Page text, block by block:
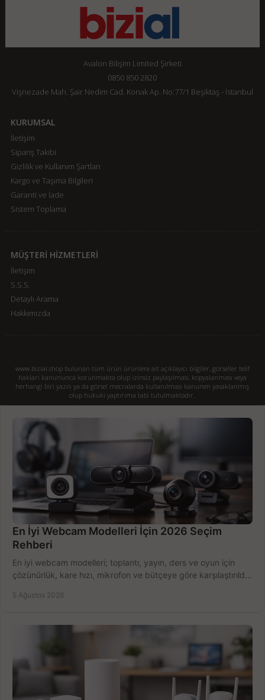
Avalon Bilişim Limited Şirketi
0850 850 2820
Vişnezade Mah. Şair Nedim Cad. Konak Ap. No:77/1 Beşiktaş - İstanbul
KURUMSAL
İletişim
Sipariş Takibi
Gizlilik ve Kullanım Şartları
Kargo ve Taşıma Bilgileri
Garanti ve İade
Sistem Toplama
MÜŞTERİ HİZMETLERİ
İletişim
S.S.S.
Detaylı Arama
Hakkımızda
www.bizial.shop bulunan tüm ürün ürünlere ait açıklayıcı bilgiler, görseller telif
hakları kanununca korunmakta olup izinsiz paylaşılması, kopyalanması veya
herhangi biri yazılı ya da görsel mecralarda kullanılması kanunen yasaklanmış
olup hukuki yaptırıma tabi tutulmaktadır.
En İyi Webcam Modelleri İçin 2026 Seçim
Rehberi
En iyi webcam modelleri; toplantı, yayın, ders ve oyun için
çözünürlük, kare hızı, mikrofon ve bütçeye göre karşılaştırıldı.
5 Ağustos 2026